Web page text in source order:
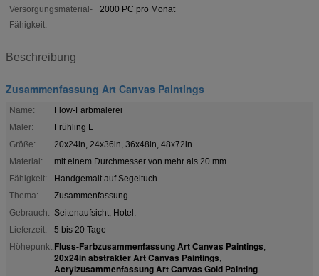
Versorgungsmaterial-
Fähigkeit:
2000 PC pro Monat
Beschreibung
Zusammenfassung Art Canvas Paintings
Name:
Flow-Farbmalerei
Maler:
Frühling L
Größe:
20x24in, 24x36in, 36x48in, 48x72in
Material:
mit einem Durchmesser von mehr als 20 mm
Fähigkeit:
Handgemalt auf Segeltuch
Thema:
Zusammenfassung
Gebrauch: Seitenaufsicht, Hotel.
Lieferzeit:
5 bis 20 Tage
Höhepunkt:Fluss-Farbzusammenfassung Art Canvas Paintings,
20x24in abstrakter Art Canvas Paintings,
Acrylzusammenfassung Art Canvas Gold Painting